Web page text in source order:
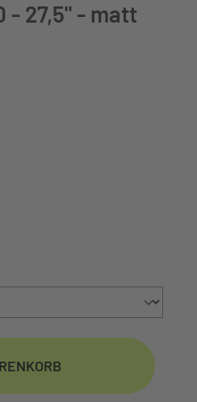
Bremse
Tektro M275, hydraulic
- 27,5" - matt